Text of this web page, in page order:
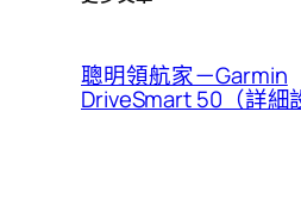
聰明領航家－Garmin
DriveSmart 50（詳細